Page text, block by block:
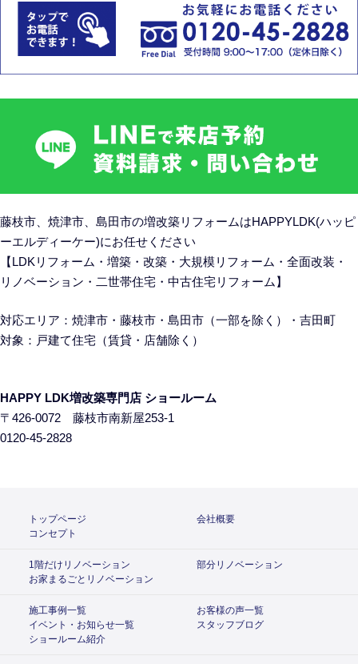
藤枝市、焼津市、島田市の増改築リフォームはHAPPYLDK(ハッピ
ーエルディーケー)にお任せください
【LDKリフォーム・増築・改築・大規模リフォーム・全面改装・
リノベーション・二世帯住宅・中古住宅リフォーム】
対応エリア：焼津市・藤枝市・島田市（一部を除く）・吉田町
対象：戸建て住宅 （賃貸・店舗除く）
HAPPY LDK増改築専門店 ショールーム
〒426-0072 藤枝市南新屋253-1
0120-45-2828
トップページ
会社概要
コンセプト
1階だけリノベーション
部分リノベーション
お家まるごとリノベーション
施工事例一覧
お客様の声一覧
イベント・お知らせ一覧
スタッフブログ
ショールーム紹介